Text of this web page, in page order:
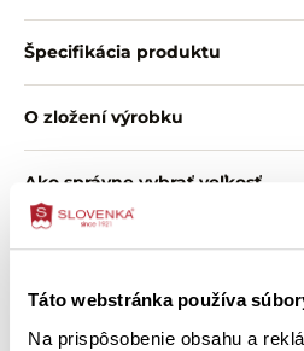
Táto webstránka používa
Na prispôsobenie obsahu a
Špecifikácia produktu
O zložení výrobku
Ako správne vybrať veľkosť
Ako ošetriť výrobok